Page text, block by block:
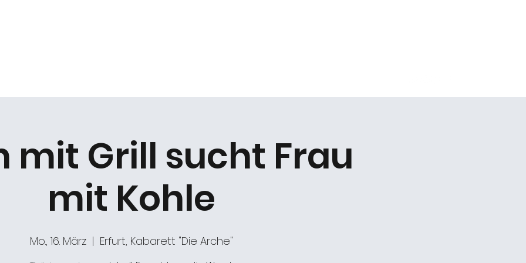
mit Grill sucht Frau
mit Kohle
Mo., 16. März
  |
Erfurt, Kabarett "Die Arche"